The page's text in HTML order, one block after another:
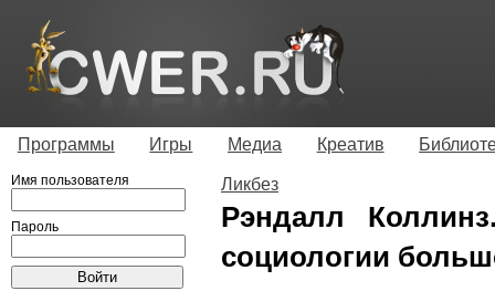
Программы Игры Медиа Креатив
Ликбез
Рэндалл
социологии
Имя пользователя
Пароль